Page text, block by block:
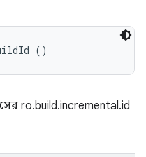
()
ro.build.incremental.id